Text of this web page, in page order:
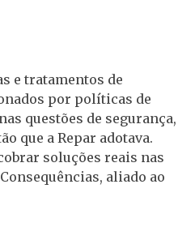
e tratamentos de
por políticas de
questões de segurança,
que a Repar adotava.
soluções reais nas
aliado ao